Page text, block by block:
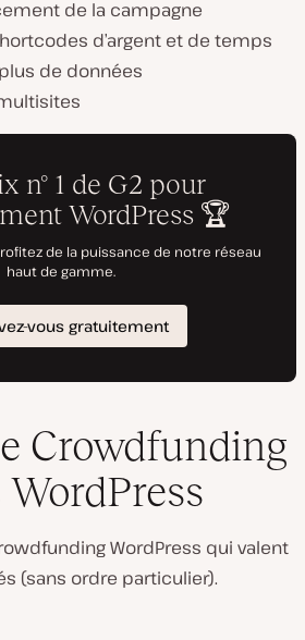
de la campagne
d’argent et de temps
de données
Crowdfunding
WordPress qui valent
(sans ordre particulier).